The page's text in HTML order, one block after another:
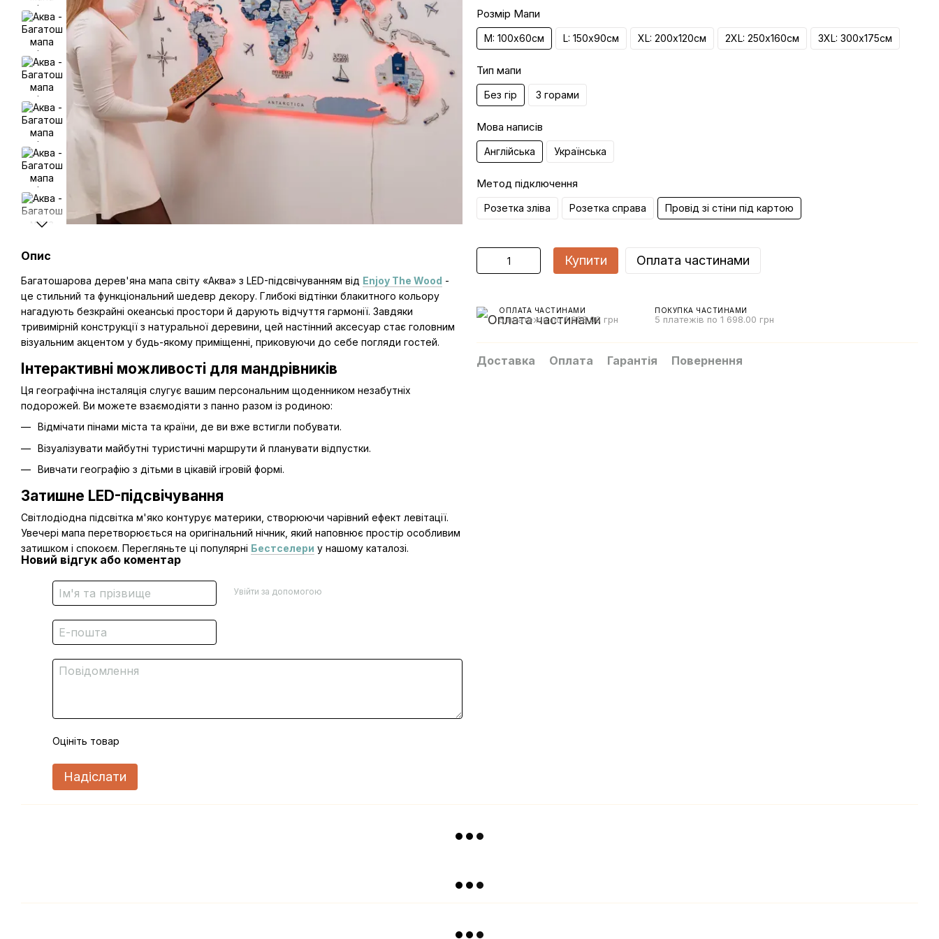
Опис
Багатошарова дерев'яна мапа світу «Аква» з LED-підсвічуванням від Enjoy The Wood -
це стильний та функціональний шедевр декору. Глибокі відтінки блакитного кольору
нагадують безкрайні океанські простори й дарують відчуття гармонії. Завдяки
тривимірній конструкції з натуральної деревини, цей настінний аксесуар стає головним
візуальним акцентом у будь-якому приміщенні, приковуючи до себе погляди гостей.
Інтерактивні можливості для мандрівників
Ця географічна інсталяція слугує вашим персональним щоденником незабутніх
подорожей. Ви можете взаємодіяти з панно разом із родиною:
Відмічати пінами міста та країни, де ви вже встигли побувати.
Візуалізувати майбутні туристичні маршрути й планувати відпустки.
Вивчати географію з дітьми в цікавій ігровій формі.
Затишне LED-підсвічування
Світлодіодна підсвітка м'яко контурує материки, створюючи чарівний ефект левітації.
Увечері мапа перетворюється на оригінальний нічник, який наповнює простір особливим
затишком і спокоєм. Перегляньте ці популярні Бестселери у нашому каталозі.
Новий відгук або коментар
Увійти за допомогою
Оцініть товар
Надіслати
Розмір Мапи
M: 100х60см L: 150х90см XL: 200х120см 2ХL: 250х160см 3ХL: 300х175см
Тип мапи
Без гір З горами
Мова написів
Англійська Українська
Метод підключення
Розетка зліва Розетка справа Провід зі стіни під картою
Купити Оплата частинами
ОПЛАТА ЧАСТИНАМИ
5 платежів по 1 698.00 грн
ПОКУПКА ЧАСТИНАМИ
5 платежів по 1 698.00 грн
Доставка Оплата Гарантія Повернення